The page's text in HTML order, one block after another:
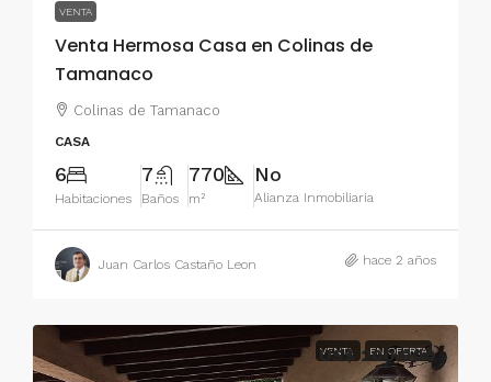
VENTA
Venta Hermosa Casa en Colinas de
Tamanaco
Colinas de Tamanaco
CASA
6
Habitaciones
7
Baños
770
m²
No
Alianza Inmobiliaria
Juan Carlos Castaño Leon hace 2 años
VENTA EN OFERTA
US$ 200,000